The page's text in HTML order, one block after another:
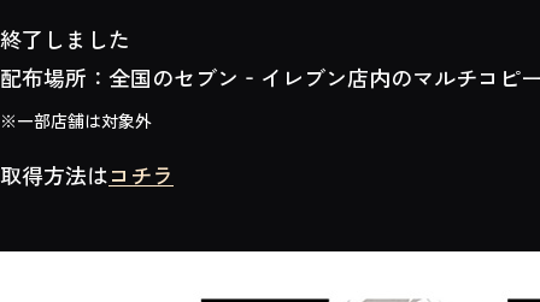
終了しました
配布場所：全国のセブン‐イレブン店内のマルチコピ
※一部店舗は対象外
取得方法はコチラ